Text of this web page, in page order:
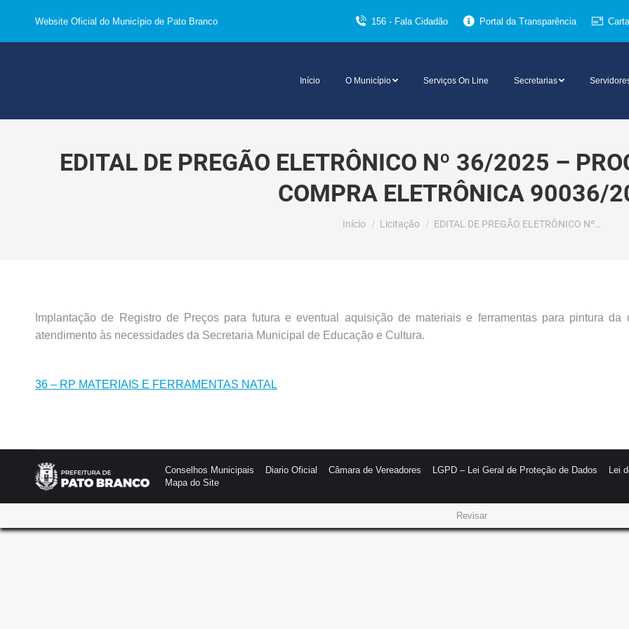
Website Oficial do Município de Pato Branco 156 - Fala Cidadão Portal da Transparência
Início O Município Serviços On Line Secretarias
EDITAL DE PREGÃO ELETRÔNICO Nº 36/2025 –
COMPRA ELETRÔNICA 90036/
Você está aqui:
Início Licitação EDITAL DE PREGÃO ELETRÔNICO Nº…
Implantação de Registro de Preços para futura e eventual aquisição de materiais e ferramentas para pintura
atendimento às necessidades da Secretaria Municipal de Educação e Cultura.
36 – RP MATERIAIS E FERRAMENTAS NATAL
Conselhos Municipais Diario Oficial Câmara de Vereadores LGPD – Lei Geral de Proteção de Dados Lei
Mapa do Site
Revisar